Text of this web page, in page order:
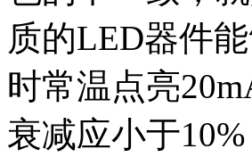
质的LED器件
时常温点亮
衰减应小于